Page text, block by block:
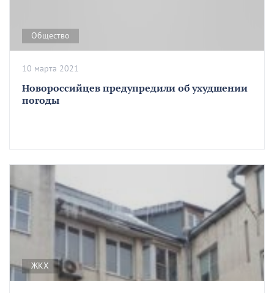
Общество
Новороссийцев предупредили об ухудшении
погоды
10 марта 2021
ЖКХ